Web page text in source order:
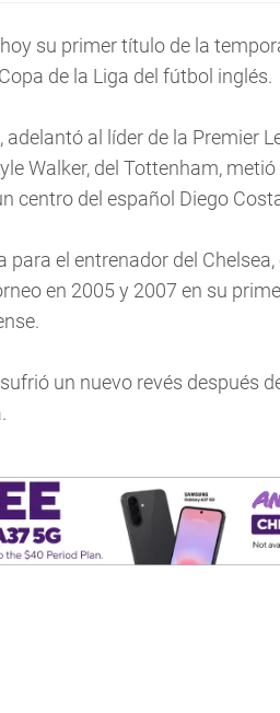
su primer título de la
de la Liga del fútbol inglés.
adelantó al líder de la Premier
Walker, del Tottenham,
centro del español Diego
para el entrenador del
en 2005 y 2007 en su
un nuevo revés después